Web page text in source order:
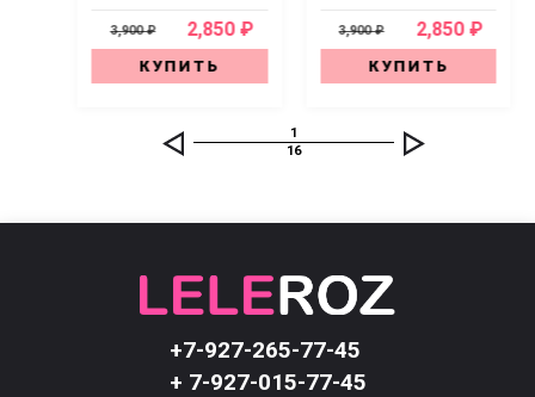
3,900 ₽ 2,850 ₽
КУПИТЬ
3,900 ₽ 2,850 ₽
КУПИТЬ
1
16
+7-927-265-77-45
+ 7-927-015-77-45